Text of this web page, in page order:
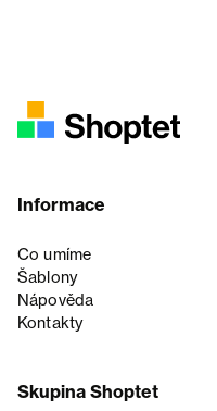
Informace
Co umíme
Šablony
Nápověda
Kontakty
Skupina Shoptet